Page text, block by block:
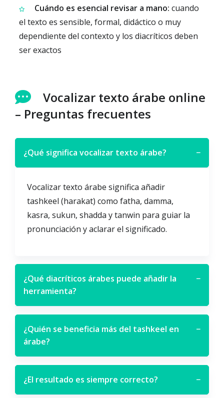
Cuándo es esencial revisar a mano: cuando
el texto es sensible, formal, didáctico o muy
dependiente del contexto y los diacríticos deben
ser exactos
Vocalizar texto árabe online
– Preguntas frecuentes
¿Qué significa vocalizar texto árabe? −
Vocalizar texto árabe significa añadir
tashkeel (harakat) como fatha, damma,
kasra, sukun, shadda y tanwin para guiar la
pronunciación y aclarar el significado.
¿Qué diacríticos árabes puede añadir la
herramienta?
−
¿Quién se beneficia más del tashkeel en
árabe?
−
¿El resultado es siempre correcto? −